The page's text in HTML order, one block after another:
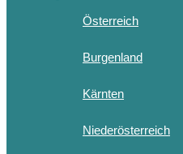
Österreich
Burgenland
Kärnten
Niederösterreich